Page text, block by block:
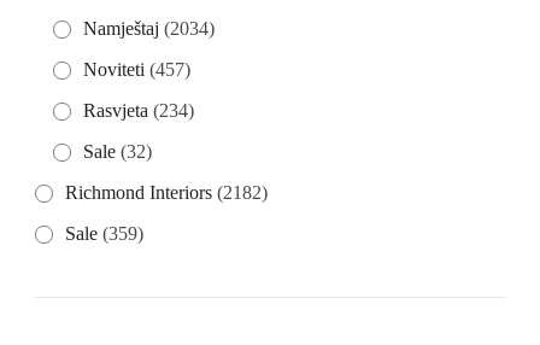
Namještaj (2034)
Noviteti (457)
Rasvjeta (234)
Sale (32)
Richmond Interiors (2182)
Sale (359)